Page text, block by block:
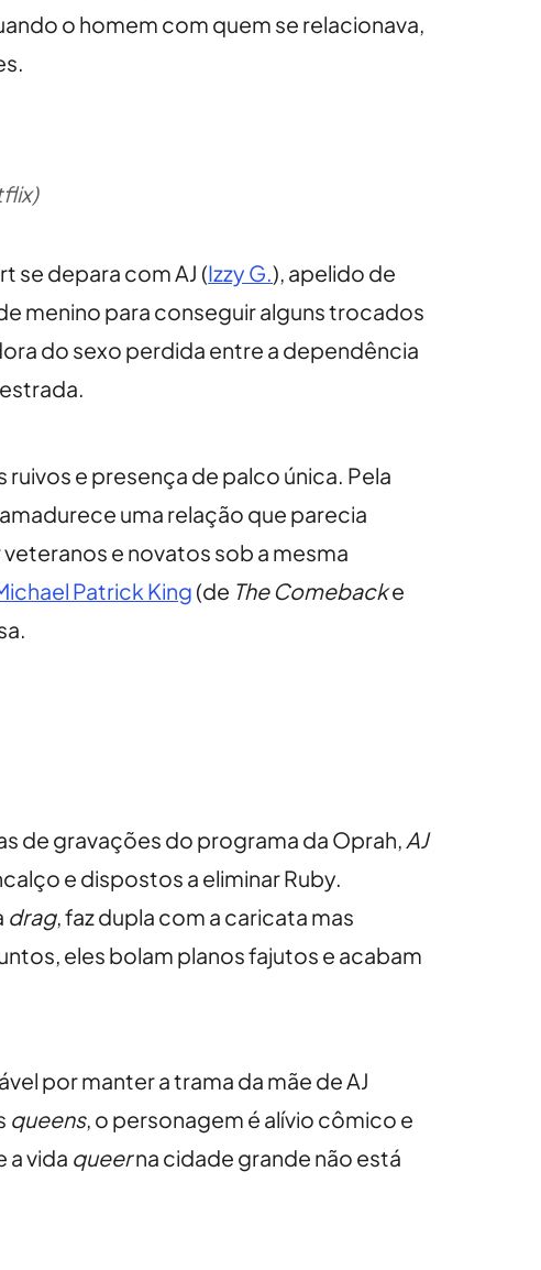
o homem com quem se relacionava,
se depara com AJ (Izzy G.), apelido de
menino para conseguir alguns trocados
do sexo perdida entre a dependência
e presença de palco única. Pela
uma relação que parecia
e novatos sob a mesma
Patrick King (de The Comebacke
de gravações do programa da Oprah, AJ
e dispostos a eliminar Ruby.
drag, faz dupla com a caricata mas
eles bolam planos fajutos e acabam
por manter a trama da mãe de AJ
queens, o personagem é alívio cômico e
a vida queerna cidade grande não está